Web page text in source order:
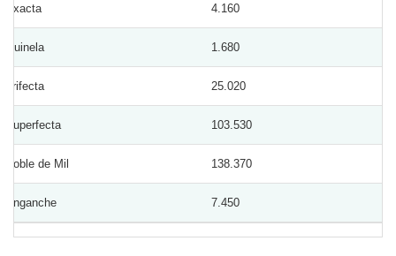
Exacta 4.160
Quinela 1.680
Trifecta 25.020
Superfecta 103.530
Doble de Mil 138.370
Enganche 7.450